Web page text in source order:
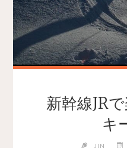
新幹線JR
キ
JIN